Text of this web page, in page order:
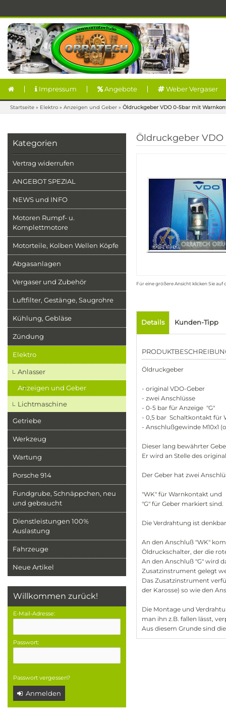
Impressum Angebote Weber Vergaser
Startseite » Elektro » Anzeigen und Geber » Öldruckgeber VDO 0-5bar mit
Kategorien
Vertrag widerrufen
ANGEBOT SPEZIAL
NEWS und INFO
Motoren Rumpf- u.
Komplettmotore
Motorteile, Kolben Wellen Köpfe
Abgasanlagen
Vergaser und Zubehör
Luftfilter, Gestänge, Saugrohre
Kühlung, Gebläse
Zündung
Elektro
Anlasser
Anzeigen und Geber
Lichtmaschine
Getriebe
Werkzeug
Wartung
Porsche 914
Fundgrube, Schnäppchen, neu
und gebraucht
Dienstleistungen 100%
Auslastung
Fahrzeuge
Neue Artikel
Willkommen zurück!
E-Mail-Adresse:
Passwort:
Passwort vergessen?
Anmelden
Öldruckgeber
Für eine größere Ansicht klicken Sie auf
Details Kunden-Tipp
Öldruckgeber
- original VDO-Geber
- zwei Anschlüsse
- 0-5 bar für Anzeige "G"
- 0,5 bar Schaltkontakt für
- Anschlußgewinde M10x1
Dieser lang bewährter
Er wird an Stelle des
Der Geber hat zwei
"WK" für Warnkontakt und
"G" für Geber markiert sind.
Die Verdrahtung ist
An den Anschluß "WK"
Öldruckschalter, der die
An den Anschluß "G" wird
Zusatzinstrument gelegt
Das Zusatzinstrument
der Karosse) so wie den
Die Montage und
man ihn z.B. fallen lässt,
Aus diesem Grunde sind